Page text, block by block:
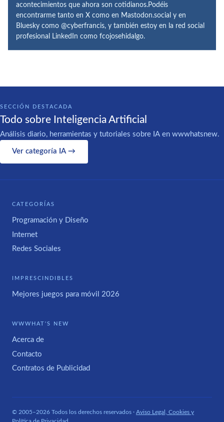
acontecimientos que ahora son cotidianos.Podéis
encontrarme tanto en X como en Mastodon.social y en
Bluesky como @cyberfrancis, y también estoy en la red social
profesional LinkedIn como fcojosehidalgo.
SECCIÓN DESTACADA
Todo sobre Inteligencia Artificial
Análisis diario, herramientas y tutoriales sobre IA en wwwhatsnew.
Ver categoría IA →
CATEGORÍAS
Programación y Diseño
Internet
Redes Sociales
IMPRESCINDIBLES
Mejores juegos para móvil 2026
WWWHAT'S NEW
Acerca de
Contacto
Contratos de Publicidad
© 2005–2026 Todos los derechos reservados · Aviso Legal, Cookies y